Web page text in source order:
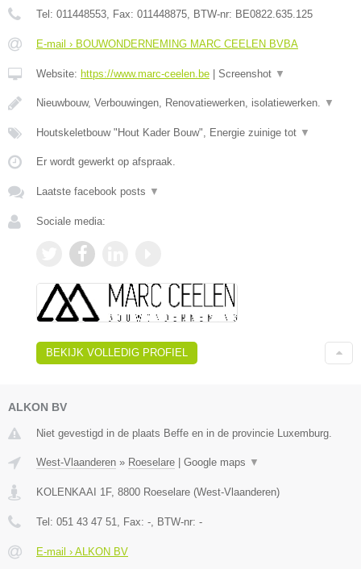
Tel: 011448553 , Fax: 011448875 , BTW-nr: BE0822.635.125
E-mail › BOUWONDERNEMING MARC CEELEN BVBA
Website: https://www.marc-ceelen.be | Screenshot ▼
Nieuwbouw, Verbouwingen, Renovatiewerken, isolatiewerken. ▼
Houtskeletbouw "Hout Kader Bouw", Energie zuinige tot ▼
Er wordt gewerkt op afspraak.
Laatste facebook posts ▼
Sociale media:
BEKIJK VOLLEDIG PROFIEL
ALKON BV
Niet gevestigd in de plaats Beffe en in de provincie Luxemburg.
West-Vlaanderen » Roeselare Google maps ▼
KOLENKAAI 1F, 8800 Roeselare (West-Vlaanderen)
Tel: 051 43 47 51, Fax: -, BTW-nr: -
E-mail › ALKON BV